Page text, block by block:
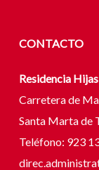
CONTACTO
Residencia
Carretera de
Santa Marta de
Teléfono: 923